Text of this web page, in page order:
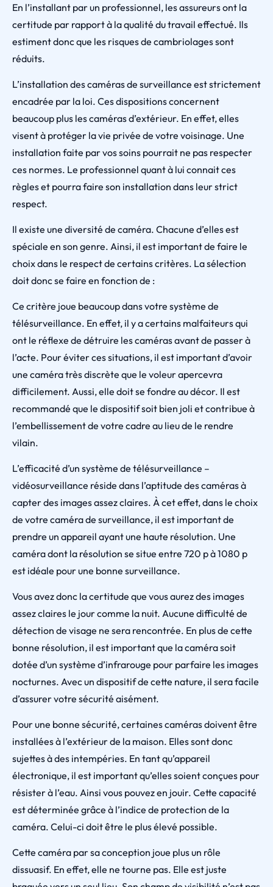
En l’installant par un professionnel, les assureurs ont la
certitude par rapport à la qualité du travail effectué. Ils
estiment donc que les risques de cambriolages sont
réduits.
L’installation des caméras de surveillance est strictement
encadrée par la loi. Ces dispositions concernent
beaucoup plus les caméras d’extérieur. En effet, elles
visent à protéger la vie privée de votre voisinage. Une
installation faite par vos soins pourrait ne pas respecter
ces normes. Le professionnel quant à lui connait ces
règles et pourra faire son installation dans leur strict
respect.
Il existe une diversité de caméra. Chacune d’elles est
spéciale en son genre. Ainsi, il est important de faire le
choix dans le respect de certains critères. La sélection
doit donc se faire en fonction de :
Ce critère joue beaucoup dans votre système de
télésurveillance. En effet, il y a certains malfaiteurs qui
ont le réflexe de détruire les caméras avant de passer à
l’acte. Pour éviter ces situations, il est important d’avoir
une caméra très discrète que le voleur apercevra
difficilement. Aussi, elle doit se fondre au décor. Il est
recommandé que le dispositif soit bien joli et contribue à
l’embellissement de votre cadre au lieu de le rendre
vilain.
L’efficacité d’un système de télésurveillance –
vidéosurveillance réside dans l’aptitude des caméras à
capter des images assez claires. À cet effet, dans le choix
de votre caméra de surveillance, il est important de
prendre un appareil ayant une haute résolution. Une
caméra dont la résolution se situe entre 720 p à 1080 p
est idéale pour une bonne surveillance.
Vous avez donc la certitude que vous aurez des images
assez claires le jour comme la nuit. Aucune difficulté de
détection de visage ne sera rencontrée. En plus de cette
bonne résolution, il est important que la caméra soit
dotée d’un système d’infrarouge pour parfaire les images
nocturnes. Avec un dispositif de cette nature, il sera facile
d’assurer votre sécurité aisément.
Pour une bonne sécurité, certaines caméras doivent être
installées à l’extérieur de la maison. Elles sont donc
sujettes à des intempéries. En tant qu’appareil
électronique, il est important qu’elles soient conçues pour
résister à l’eau. Ainsi vous pouvez en jouir. Cette capacité
est déterminée grâce à l’indice de protection de la
caméra. Celui-ci doit être le plus élevé possible.
Cette caméra par sa conception joue plus un rôle
dissuasif. En effet, elle ne tourne pas. Elle est juste